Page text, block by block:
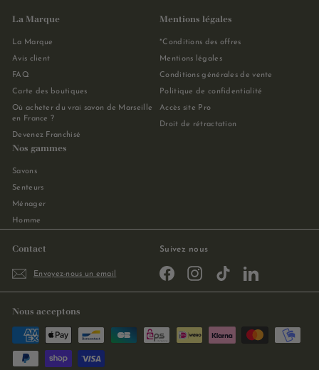
La Marque
La Marque
Avis client
FAQ
Carte des boutiques
Où acheter du vrai savon de Marseille
en France ?
Devenez Franchisé
Mentions légales
*Conditions des offres
Mentions légales
Conditions générales de vente
Politique de confidentialité
Accès site Pro
Droit de rétractation
Nos gammes
Savons
Senteurs
Ménager
Homme
Contact
Envoyez-nous un email
Suivez nous
FacebookInstagramTikTok LinkedIn
Nous acceptons